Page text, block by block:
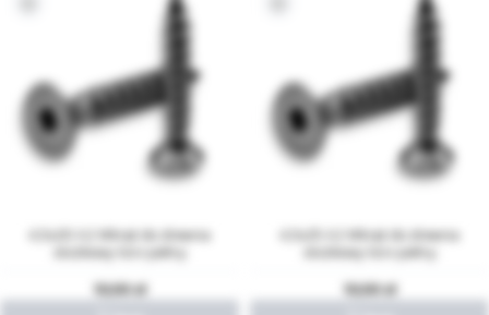
stożkowy torx pełny
10,00
stożkowy torx pełny
10,00